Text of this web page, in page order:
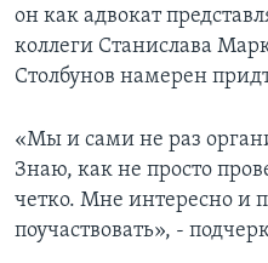
он как адвокат
коллеги Станислава
Столбунов намерен
«Мы и сами не раз
Знаю, как не просто
четко. Мне интересно и
поучаствовать», -